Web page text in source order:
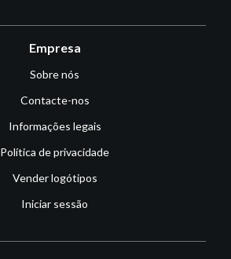
Empresa
Sobre nós
Contacte-nos
Informações legais
Política de privacidade
Vender logótipos
Iniciar sessão